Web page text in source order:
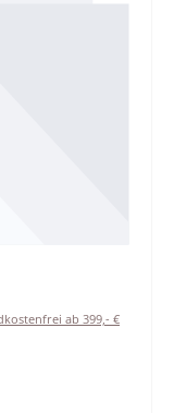
ab 399,- €